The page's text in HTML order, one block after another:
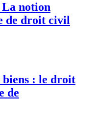
La notion
de droit civil
biens : le droit
de